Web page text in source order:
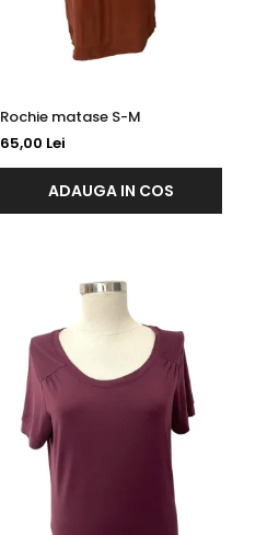
Rochie matase S-M
65,00 Lei
ADAUGA IN COS